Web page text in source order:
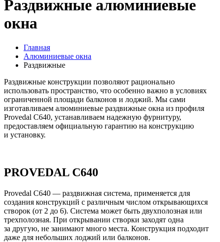
Раздвижные алюминиевые
окна
Главная
Алюминиевые окна
Раздвижные
Раздвижные конструкции позволяют рационально
использовать пространство, что особенно важно в условиях
ограниченной площади балконов и лоджий. Мы сами
изготавливаем алюминиевые раздвижные окна из профиля
Provedal C640, устанавливаем надежную фурнитуру,
предоставляем официальную гарантию на конструкцию
и установку.
PROVEDAL C640
Provedal C640 — раздвижная система, применяется для
создания конструкций с различным числом открывающихся
створок (от 2 до 6). Система может быть двухполозная или
трехполозная. При открывании створки заходят одна
за другую, не занимают много места. Конструкция подходит
даже для небольших лоджий или балконов.